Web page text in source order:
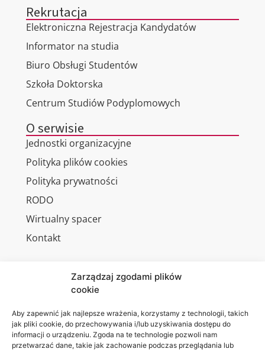
Zarządzaj zgodami plików
cookie
Aby zapewnić jak najlepsze wrażenia, korzystamy z technologii, takich
jak pliki cookie, do przechowywania i/lub uzyskiwania dostępu do
informacji o urządzeniu. Zgoda na te technologie pozwoli nam
przetwarzać dane, takie jak zachowanie podczas przeglądania lub
Rekrutacja
Elektroniczna Rejestracja Kandydatów
Informator na studia
Biuro Obsługi Studentów
Szkoła Doktorska
Centrum Studiów Podyplomowych
O serwisie
Jednostki organizacyjne
Polityka plików cookies
Polityka prywatności
RODO
Wirtualny spacer
Kontakt
Akademia
WSEI
ul.